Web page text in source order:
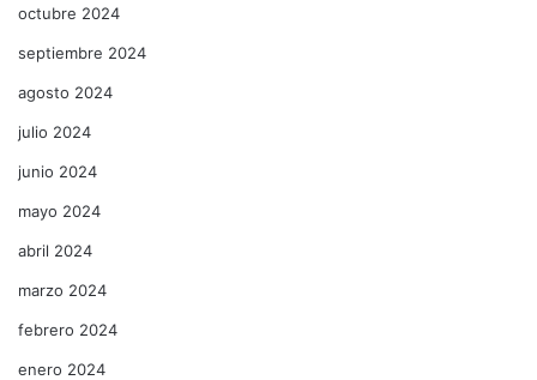
octubre 2024
septiembre 2024
agosto 2024
julio 2024
junio 2024
mayo 2024
abril 2024
marzo 2024
febrero 2024
enero 2024